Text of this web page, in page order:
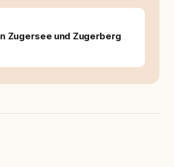
Zugersee und Zugerberg